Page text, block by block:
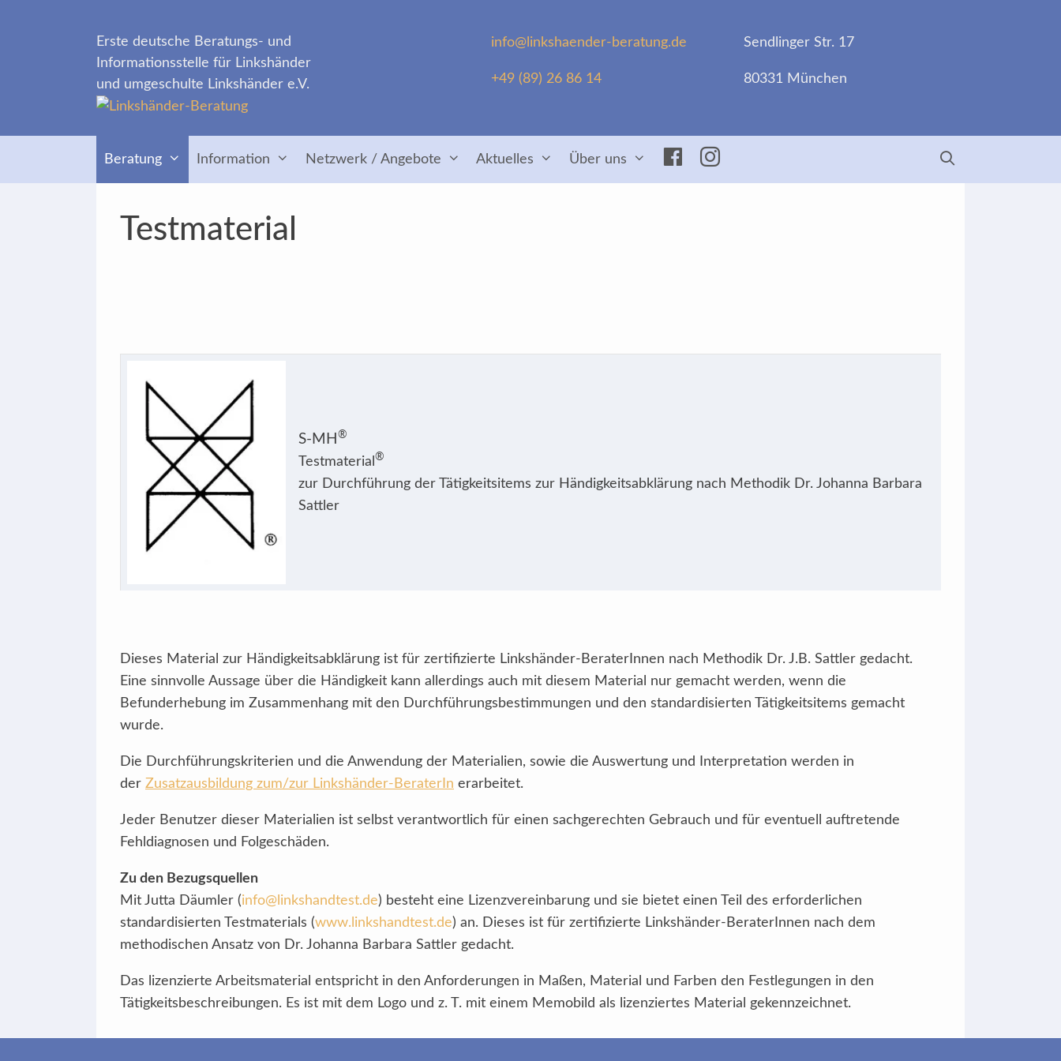
info@linkshaender-beratung.de
+49 (89) 26 86 14
Sendlinger Str. 17
80331 München
Erste deutsche Beratungs- und
Informationsstelle für Linkshänder
und umgeschulte Linkshänder e.V.
Beratung Information Netzwerk / Angebote Aktuelles Über uns Facebook
Insta
Testmaterial
S-MH ®
Testmaterial ®
zur Durchführung der Tätigkeitsitems zur Händigkeitsabklärung nach Methodik Dr. Johanna Barbara
Sattler
Dieses Material zur Händigkeitsabklärung ist für zertifizierte Linkshänder-BeraterInnen nach Methodik Dr. J.B. Sattler gedacht.
Eine sinnvolle Aussage über die Händigkeit kann allerdings auch mit diesem Material nur gemacht werden, wenn die
Befunderhebung im Zusammenhang mit den Durchführungsbestimmungen und den standardisierten Tätigkeitsitems gemacht
wurde.
Die Durchführungskriterien und die Anwendung der Materialien, sowie die Auswertung und Interpretation werden in
der Zusatzausbildung zum/zur Linkshänder-BeraterIn erarbeitet.
Jeder Benutzer dieser Materialien ist selbst verantwortlich für einen sachgerechten Gebrauch und für eventuell auftretende
Fehldiagnosen und Folgeschäden.
Zu den Bezugsquellen
Mit Jutta Däumler (info@linkshandtest.de) besteht eine Lizenzvereinbarung und sie bietet einen Teil des erforderlichen
standardisierten Testmaterials (www.linkshandtest.de) an. Dieses ist für zertifizierte Linkshänder-BeraterInnen nach dem
methodischen Ansatz von Dr. Johanna Barbara Sattler gedacht.
Das lizenzierte Arbeitsmaterial entspricht in den Anforderungen in Maßen, Material und Farben den Festlegungen in den
Tätigkeitsbeschreibungen. Es ist mit dem Logo und z. T. mit einem Memobild als lizenziertes Material gekennzeichnet.